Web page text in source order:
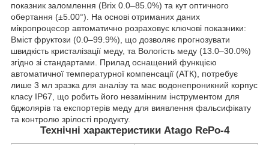
показник заломлення (Brix 0.0–85.0%) та кут оптичного
обертання (±5.00°). На основі отриманих даних
мікропроцесор автоматично розраховує ключові показники:
Вміст фруктози (0.0–99.9%), що дозволяє прогнозувати
швидкість кристалізації меду, та Вологість меду (13.0–30.0%)
згідно зі стандартами. Прилад оснащений функцією
автоматичної температурної компенсації (ATК), потребує
лише 3 мл зразка для аналізу та має водонепроникний корпус
класу IP67, що робить його незамінним інструментом для
бджолярів та експортерів меду для виявлення фальсифікату
та контролю зрілості продукту.
Технічні характеристики Atago RePo-4